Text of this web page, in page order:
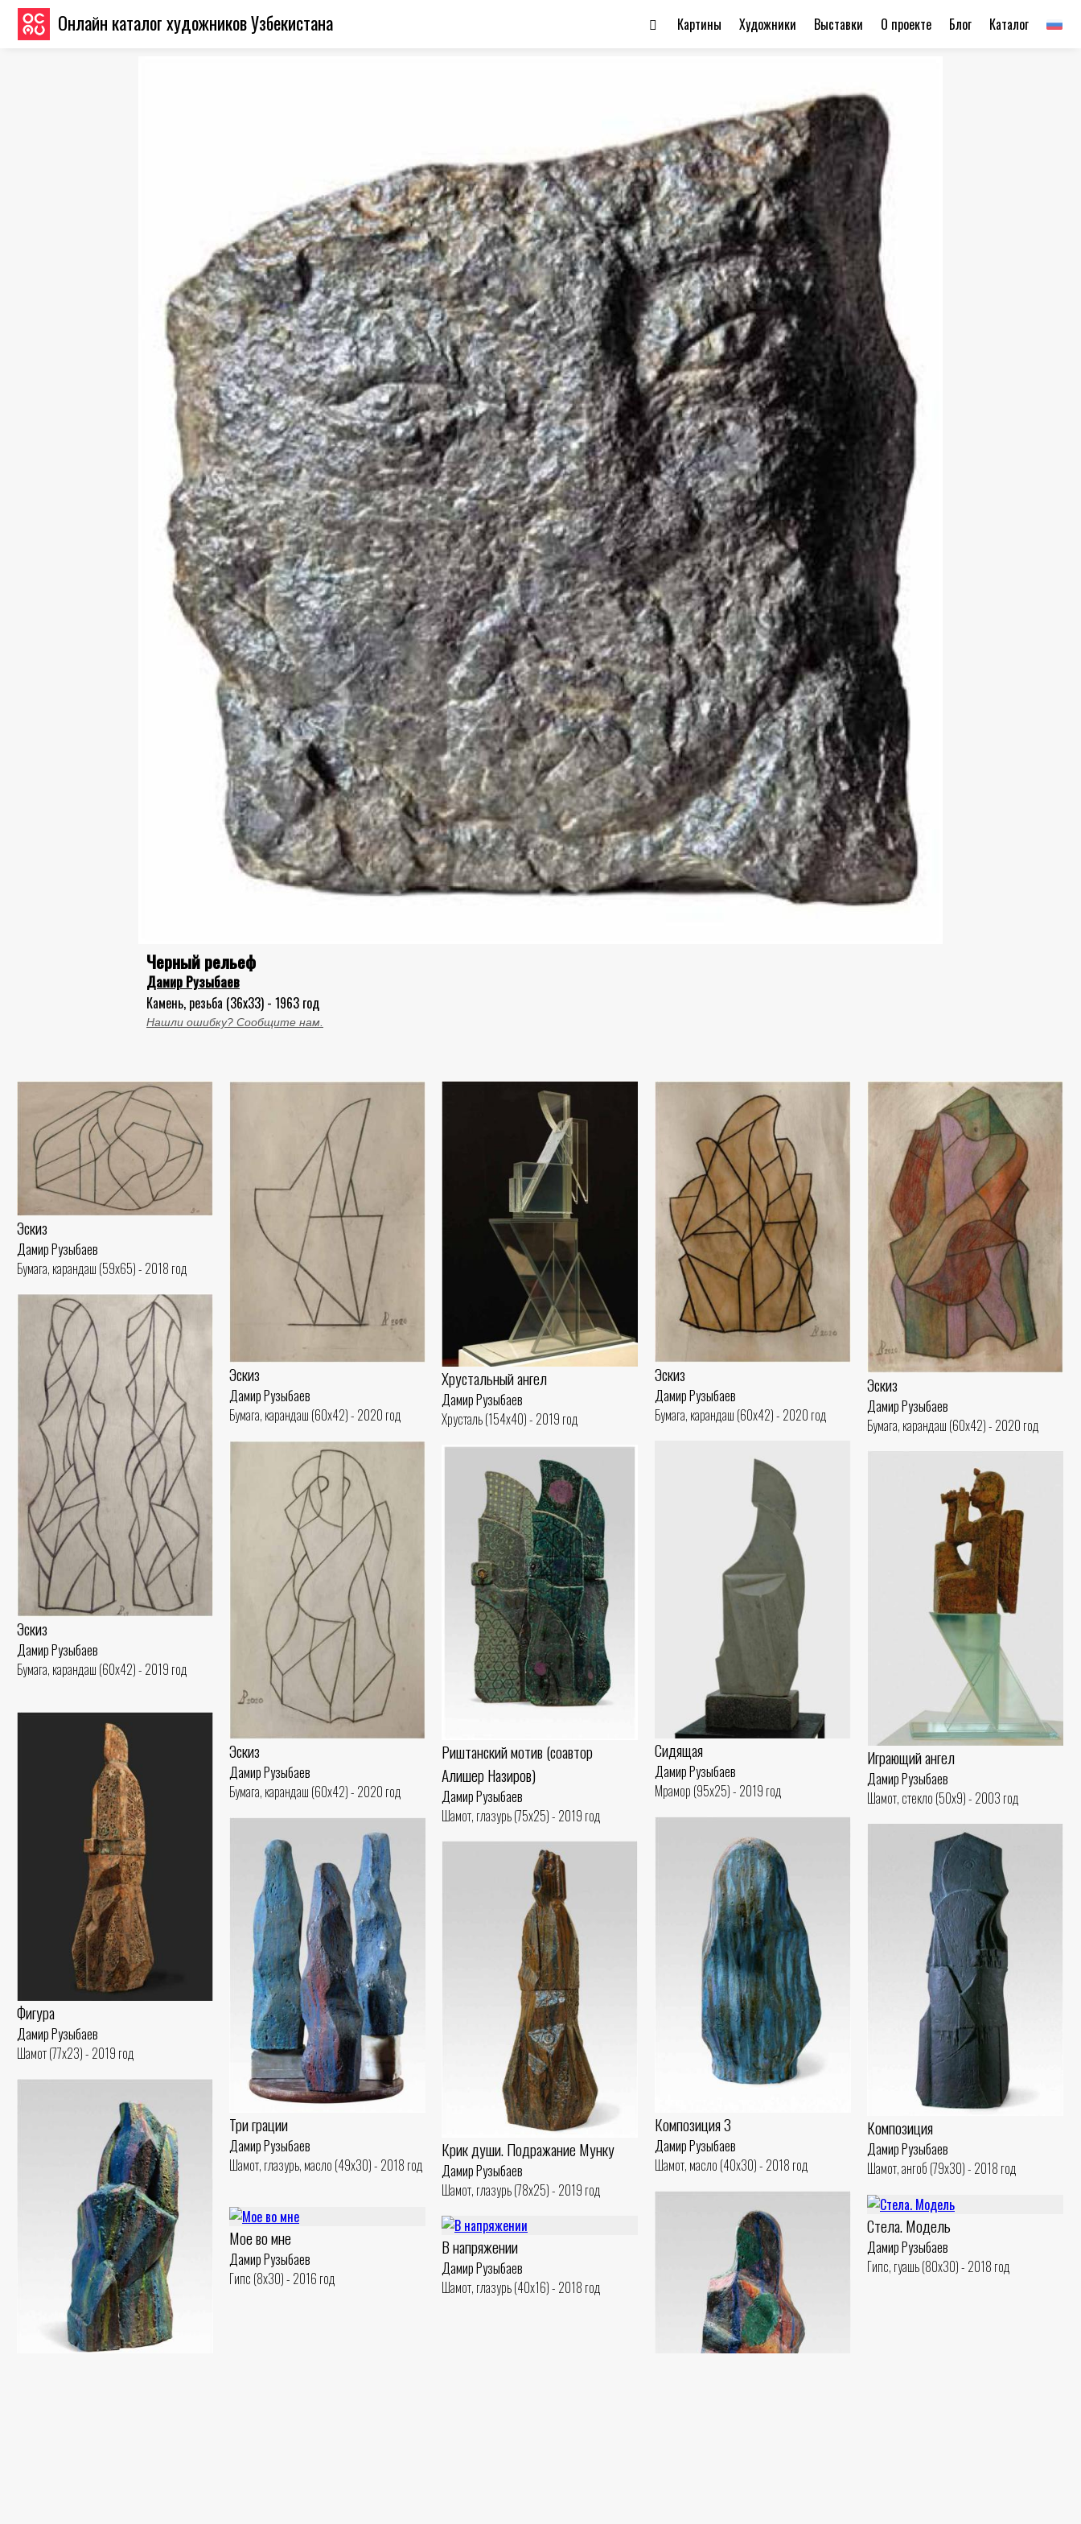
Онлайн каталог художников Узбекистана Каталог
Блог
О проекте
Выставки
Художники
Картины
Черный рельеф
Дамир Рузыбаев
Камень, резьба (36x33) - 1963 год
Нашли ошибку? Сообщите нам.
Эскиз
Дамир Рузыбаев
Бумага, карандаш (59x65) - 2018 год
Эскиз
Дамир Рузыбаев
Бумага, карандаш (60x42) - 2020 год
Хрустальный ангел
Дамир Рузыбаев
Хрусталь (154x40) - 2019 год
Эскиз
Дамир Рузыбаев
Бумага, карандаш (60x42) - 2020 год
Эскиз
Дамир Рузыбаев
Бумага, карандаш (60x42) - 2020 год
Эскиз
Дамир Рузыбаев
Бумага, карандаш (60x42) - 2019 год
Эскиз
Дамир Рузыбаев
Бумага, карандаш (60x42) - 2020 год
Сидящая
Дамир Рузыбаев
Мрамор (95x25) - 2019 год
Риштанский мотив (соавтор
Алишер Назиров)
Дамир Рузыбаев
Шамот, глазурь (75x25) - 2019 год
Играющий ангел
Дамир Рузыбаев
Шамот, стекло (50x9) - 2003 год
Фигура
Дамир Рузыбаев
Шамот (77x23) - 2019 год
Композиция 3
Дамир Рузыбаев
Шамот, масло (40x30) - 2018 год
Три грации
Дамир Рузыбаев
Шамот, глазурь, масло (49x30) - 2018 год
Композиция
Дамир Рузыбаев
Шамот, ангоб (79x30) - 2018 год
Крик души. Подражание Мунку
Дамир Рузыбаев
Шамот, глазурь (78x25) - 2019 год
Стела. Модель
Дамир Рузыбаев
Гипс, гуашь (80x30) - 2018 год
Мое во мне
Дамир Рузыбаев
Гипс (8x30) - 2016 год
В напряжении
Дамир Рузыбаев
Шамот, глазурь (40x16) - 2018 год